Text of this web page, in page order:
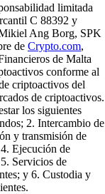
limitada
C 88392 y
Ang Borg, SPK
de Crypto.com,
de Malta
conforme al
criptoactivos del
de criptoactivos.
los siguientes
2. Intercambio de
y transmisión de
Ejecución de
Servicios de
y 6. Custodia y